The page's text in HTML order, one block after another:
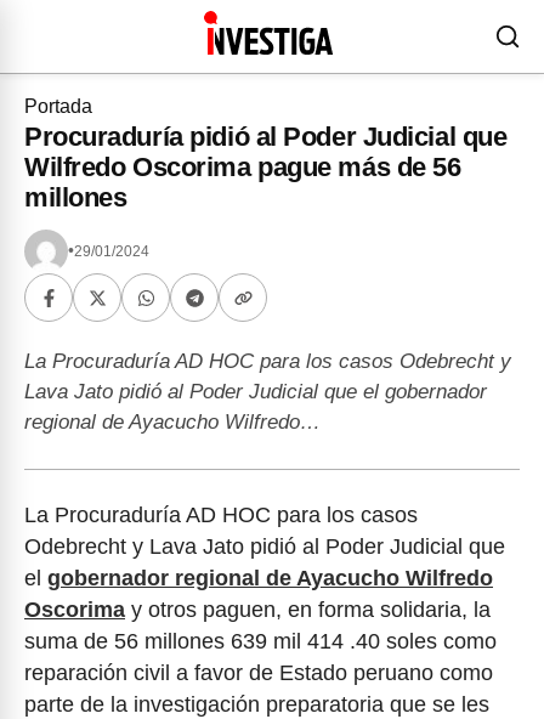
Portada
Procuraduría pidió al Poder Judicial que
Wilfredo Oscorima pague más de 56
millones
•29/01/2024
La Procuraduría AD HOC para los casos Odebrecht y
Lava Jato pidió al Poder Judicial que el gobernador
regional de Ayacucho Wilfredo…
La Procuraduría AD HOC para los casos
Odebrecht y Lava Jato pidió al Poder Judicial que
el gobernador regional de Ayacucho Wilfredo
Oscorima y otros paguen, en forma solidaria, la
suma de 56 millones 639 mil 414 .40 soles como
reparación civil a favor de Estado peruano como
parte de la investigación preparatoria que se les